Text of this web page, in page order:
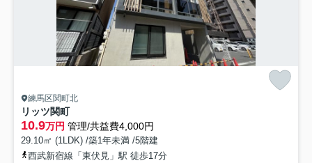
練馬区関町北
リッツ関町
10.9万円 管理/共益費4,000円
29.10㎡ (1LDK) /築1年未満 /5階建
西武新宿線「東伏見」駅 徒歩17分